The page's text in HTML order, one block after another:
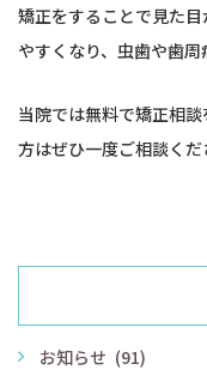
矯正をすることで見た
やすくなり、虫歯や歯
当院では無料で矯正相
方はぜひ一度ご相談く
お知らせ (91)